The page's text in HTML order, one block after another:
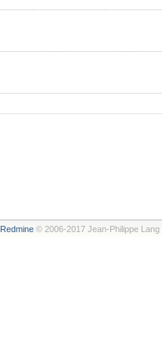
Redmine© 2006-2017 Jean-Philippe Lang